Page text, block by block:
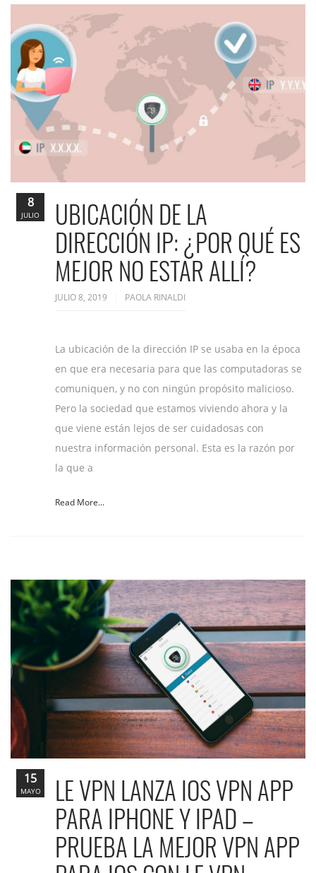
UBICACIÓN DE LA
DIRECCIÓN IP: ¿POR QUÉ ES
MEJOR NO ESTAR ALLÍ?
JULIO 8, 2019 PAOLA RINALDI
La ubicación de la dirección IP se usaba en la época
en que era necesaria para que las computadoras se
comuniquen, y no con ningún propósito malicioso.
Pero la sociedad que estamos viviendo ahora y la
que viene están lejos de ser cuidadosas con
nuestra información personal. Esta es la razón por
la que a
Read More...
8
JULIO
LE VPN LANZA IOS VPN APP
PARA IPHONE Y IPAD –
PRUEBA LA MEJOR VPN APP
15
MAYO